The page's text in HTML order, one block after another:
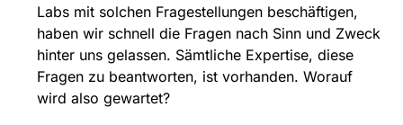
Labs mit solchen Fragestellungen beschäftigen,
haben wir schnell die Fragen nach Sinn und Zweck
hinter uns gelassen. Sämtliche Expertise, diese
Fragen zu beantworten, ist vorhanden. Worauf
wird also gewartet?